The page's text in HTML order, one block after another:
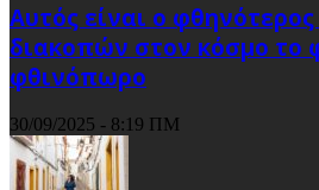
Αυτός είναι ο
διακοπών στον κόσμο το
φθινόπωρο
30/09/2025 - 8:19 ΠΜ